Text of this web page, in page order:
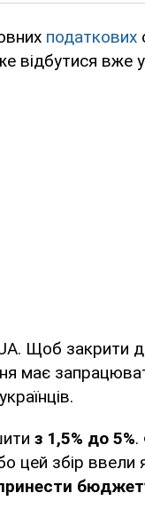
податкових
вже у
Щоб закрити
має
з 1,5% до 5%.
цей збір